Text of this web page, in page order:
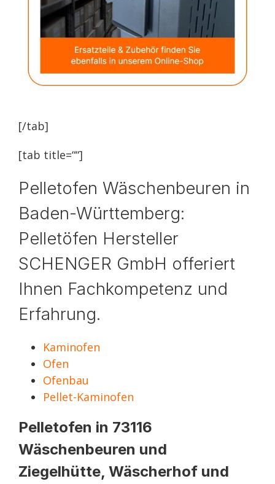
[/tab]
[tab title=““]
Pelletofen Wäschenbeuren in
Baden-Württemberg:
Pelletöfen Hersteller
SCHENGER GmbH offeriert
Ihnen Fachkompetenz und
Erfahrung.
Kaminofen
Ofen
Ofenbau
Pellet-Kaminofen
Pelletofen in 73116
Wäschenbeuren und
Ziegelhütte, Wäscherhof und